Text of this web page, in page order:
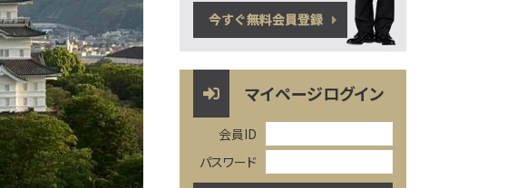
マイページログイン
会員ID
パスワード